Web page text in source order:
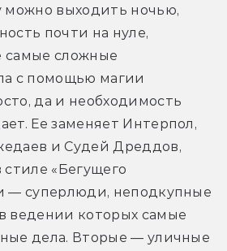
можно выходить ночью,
почти на нуле,
самые сложные
с помощью магии
да и необходимость
Ее заменяет Интерпол,
и Судей Дреддов,
стиле «Бегущего
— суперлюди, неподкупные
ведении которых самые
дела. Вторые — уличные